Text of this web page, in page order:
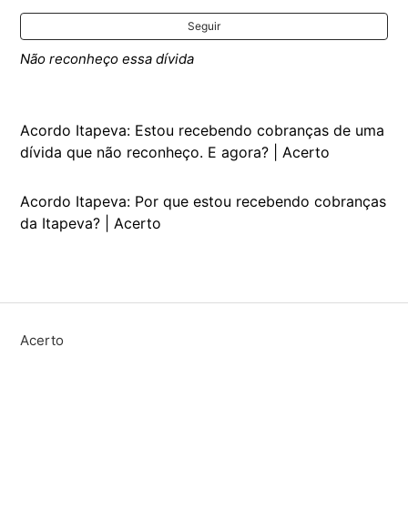
Seguir
Não reconheço essa dívida
Acordo Itapeva: Estou recebendo cobranças de uma
dívida que não reconheço. E agora? | Acerto
Acordo Itapeva: Por que estou recebendo cobranças
da Itapeva? | Acerto
Acerto